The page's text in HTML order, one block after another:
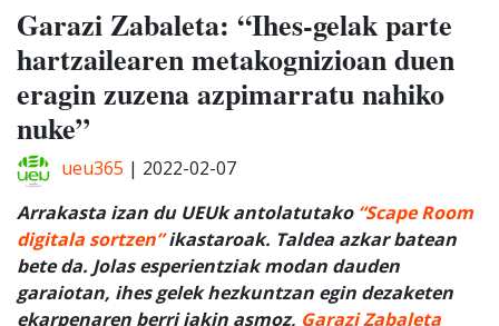
Garazi Zabaleta: “Ihes-gelak parte
hartzailearen metakognizioan duen
eragin zuzena azpimarratu nahiko
nuke”
ueu365 | 2022-02-07
Arrakasta izan du UEUk antolatutako “Scape Room
digitala sortzen”ikastaroak. Taldea azkar batean
bete da. Jolas esperientziak modan dauden
garaiotan, ihes gelek hezkuntzan egin dezaketen
ekarpenaren berri jakin asmoz, Garazi Zabaleta